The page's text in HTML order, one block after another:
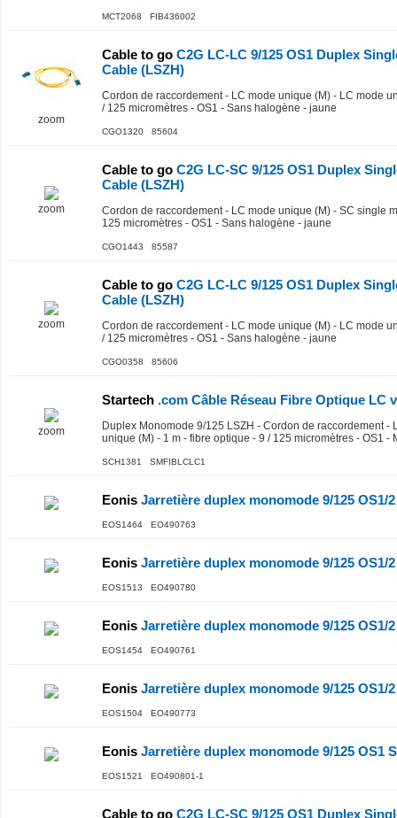
MCT2068 FIB436002
zoom
Cable to go C2G LC-LC 9/125 OS1 Duplex
Cable (LSZH)
Cordon de raccordement - LC mode unique (M) - LC mode
/ 125 micromètres - OS1 - Sans halogène - jaune
CGO1320 85604
zoom
Cable to go C2G LC-SC 9/125 OS1 Duplex
Cable (LSZH)
Cordon de raccordement - LC mode unique (M) - SC single
125 micromètres - OS1 - Sans halogène - jaune
CGO1443 85587
zoom
Cable to go C2G LC-LC 9/125 OS1 Duplex
Cable (LSZH)
Cordon de raccordement - LC mode unique (M) - LC mode
/ 125 micromètres - OS1 - Sans halogène - jaune
CGO0358 85606
zoom
Startech .com Câble Réseau Fibre Optique LC
Duplex Monomode 9/125 LSZH - Cordon de raccordement -
unique (M) - 1 m - fibre optique - 9 / 125 micromètres - OS1 -
SCH1381 SMFIBLCLC1
Eonis Jarretière duplex monomode 9/125 OS1/
EOS1464 EO490763
Eonis Jarretière duplex monomode 9/125 OS1/
EOS1513 EO490780
Eonis Jarretière duplex monomode 9/125 OS1/
EOS1454 EO490761
Eonis Jarretière duplex monomode 9/125 OS1/
EOS1504 EO490773
Eonis Jarretière duplex monomode 9/125 OS1
EOS1521 EO490801-1
Cable to go C2G LC-SC 9/125 OS1 Duplex